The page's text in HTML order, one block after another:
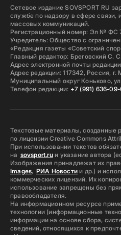
Сетевое издание SOVSPORT RU
службе по надзору в сфере связи,
массовых коммуникаций.
Регистрационный номер: Эл № ФС
Учредитель: Общество с
«Редакция газеты «Советский
Главный редактор: Бреговский С.
Адрес электронной почты
Адрес редакции: 117342, Россия, г.
Муниципальный округ Коньково,
Телефон редакции: +7 (991) 636-
Текстовые материалы, созданные
по лицензии Creative Commons
При использовании текстов
на sovsport.ruи указание автора
Изображения принадлежат их
Images, РИА Новостии др.) и
коммерческих лицензий. Их
использование запрещены без
правообладателя.
На информационном ресурсе
технологии (информационные
информации на основе сбора,
сведений, относящихся к